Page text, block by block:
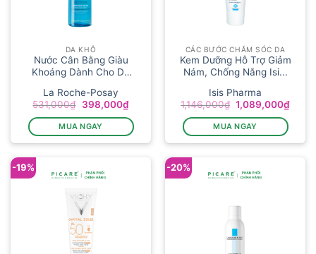
DA KHÔ
Nước Cân Bằng Giàu
Khoáng Dành Cho Da
La Roche-Posay
531,000₫ Giá
là:
531,000₫.
398,000₫Giá
hiện
tại
là:
398,000₫.
MUA NGAY
CÁC BƯỚC CHĂM SÓC DA
Kem Dưỡng Hỗ Trợ Giảm
Nám, Chống Nắng Isi...
Isis Pharma
1,146,000₫ Giá
gốc
là:
1,146,000₫.
1,089,000₫Giá
MUA NGAY
-19% -20%